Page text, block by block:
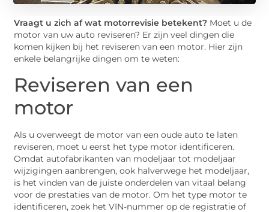
Vraagt u zich af wat motorrevisie betekent? Moet u de
motor van uw auto reviseren? Er zijn veel dingen die
komen kijken bij het reviseren van een motor. Hier zijn
enkele belangrijke dingen om te weten:
Reviseren van een
motor
Als u overweegt de motor van een oude auto te laten
reviseren, moet u eerst het type motor identificeren.
Omdat autofabrikanten van modeljaar tot modeljaar
wijzigingen aanbrengen, ook halverwege het modeljaar,
is het vinden van de juiste onderdelen van vitaal belang
voor de prestaties van de motor. Om het type motor te
identificeren, zoek het VIN-nummer op de registratie of